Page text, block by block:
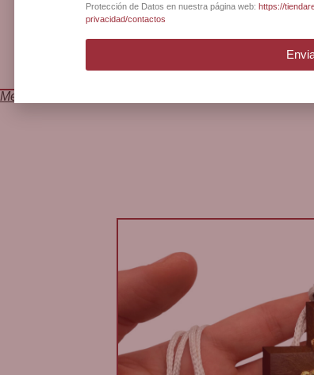
Medalla Primera Comunión
Protección de Datos en nuestra página web: https://
privacidad/contactos